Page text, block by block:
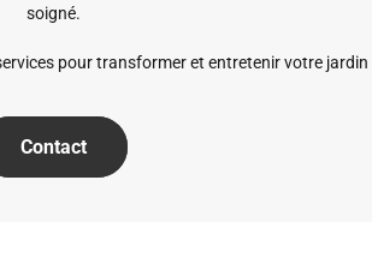
soigné.
pour transformer et entretenir votre
Contact